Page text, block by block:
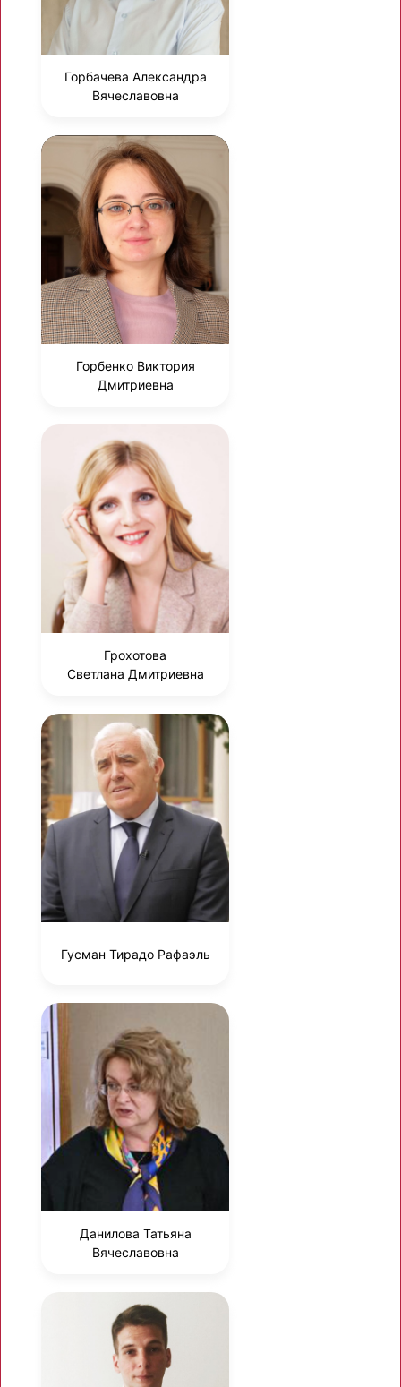
Горбачева Александра
Вячеславовна
Горбенко Виктория
Дмитриевна
Грохотова
Светлана Дмитриевна
Гусман Тирадо Рафаэль
Данилова Татьяна
Вячеславовна